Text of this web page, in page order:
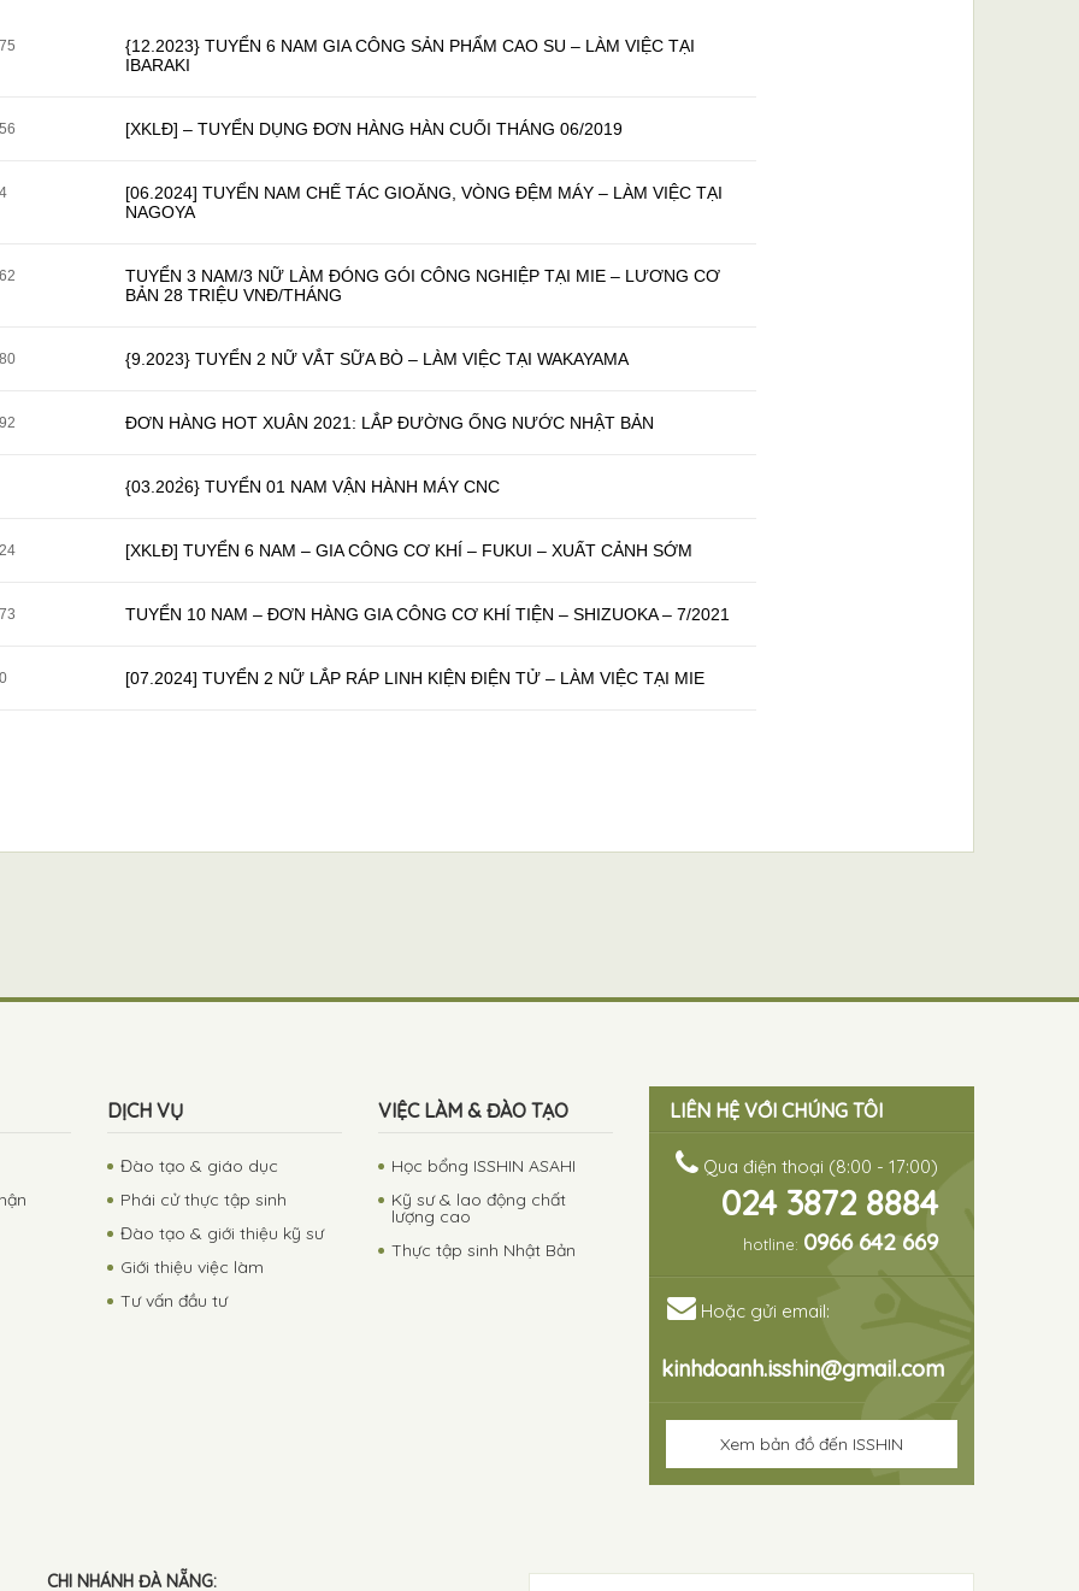
{12.2023} TUYỂN 6 NAM GIA CÔNG SẢN PHẨM CAO SU – LÀM VIỆC TẠI
IBARAKI
[XKLĐ] – TUYỂN DỤNG ĐƠN HÀNG HÀN CUỐI THÁNG 06/2019
[06.2024] TUYỂN NAM CHẾ TÁC GIOĂNG, VÒNG ĐỆM MÁY – LÀM VIỆC TẠI
NAGOYA
TUYỂN 3 NAM/3 NỮ LÀM ĐÓNG GÓI CÔNG NGHIỆP TẠI MIE – LƯƠNG CƠ
BẢN 28 TRIỆU VNĐ/THÁNG
{9.2023} TUYỂN 2 NỮ VẮT SỮA BÒ – LÀM VIỆC TẠI WAKAYAMA
ĐƠN HÀNG HOT XUÂN 2021: LẮP ĐƯỜNG ỐNG NƯỚC NHẬT BẢN
{03.202̀6} TUYỂN 01 NAM VẬN HÀNH MÁY CNC
[XKLĐ] TUYỂN 6 NAM – GIA CÔNG CƠ KHÍ – FUKUI – XUẤT CẢNH SỚM
TUYỂN 10 NAM – ĐƠN HÀNG GIA CÔNG CƠ KHÍ TIỆN – SHIZUOKA – 7/2021
[07.2024] TUYỂN 2 NỮ LẮP RÁP LINH KIỆN ĐIỆN TỬ – LÀM VIỆC TẠI MIE
DỊCH VỤ
Đào tạo & giáo dục
Phái cử thực tập sinh
Đào tạo & giới thiệu kỹ sư
Giới thiệu việc làm
Tư vấn đầu tư
VIỆC LÀM & ĐÀO TẠO
Học bổng ISSHIN ASAHI
Kỹ sư & lao động chất
lượng cao
Thực tập sinh Nhật Bản
LIÊN HỆ VỚI CHÚNG TÔI
Qua điện thoại (8:00 - 17:00)
024 3872 8884
hotline: 0966 642 669
Hoặc gửi email:
kinhdoanh.isshin@gmail.com
Xem bản đồ đến ISSHIN
CHI NHÁNH ĐÀ NẴNG: